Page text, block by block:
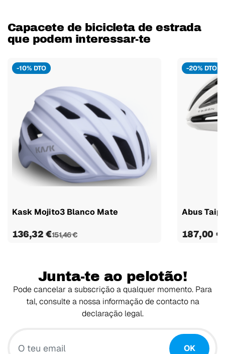
Capacete de bicicleta de estrada
que podem interessar-te
-10% DTO
Kask Mojito3 Blanco Mate
136,32 €151,46 €
-20% DTO
Abus
187,00 €
Junta-te ao pelotão!
Pode cancelar a subscrição a qualquer momento. Para
tal, consulte a nossa informação de contacto na
declaração legal.
OK